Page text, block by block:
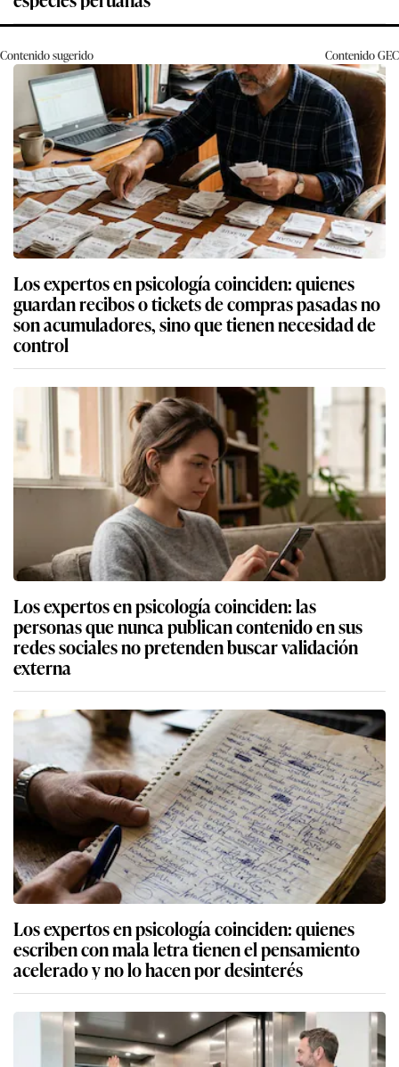
Contenido sugerido ContenidoGEC
Los expertos en psicología coinciden: quienes
guardan recibos o tickets de compras pasadas no
son acumuladores, sino que tienen necesidad de
control
Los expertos en psicología coinciden: las
personas que nunca publican contenido en sus
redes sociales no pretenden buscar validación
externa
Los expertos en psicología coinciden: quienes
escriben con mala letra tienen el pensamiento
acelerado y no lo hacen por desinterés